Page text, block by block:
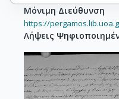
Μόνιμη Διεύθυνση
https://
Λήψεις